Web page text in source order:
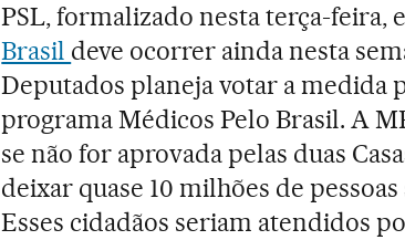
PSL, formalizado nesta terça-feira,
Brasil deve ocorrer ainda nesta
Deputados planeja votar a medida
programa Médicos Pelo Brasil. A
se não for aprovada pelas duas
deixar quase 10 milhões de
Esses cidadãos seriam atendidos